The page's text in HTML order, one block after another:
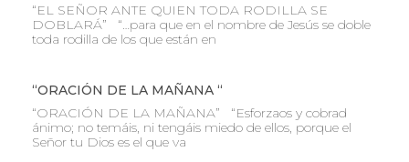
“EL SEÑOR ANTE QUIEN TODA RODILLA SE
DOBLARÁ” “…para que en el nombre de Jesús se doble
toda rodilla de los que están en
“ORACIÓN DE LA MAÑANA “
“ORACIÓN DE LA MAÑANA” “Esforzaos y cobrad
ánimo; no temáis, ni tengáis miedo de ellos, porque el
Señor tu Dios es el que va